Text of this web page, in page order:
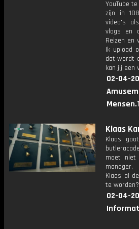
YouTube
zijn in
video's
vlogs en
Reizen en
Ik upload
dat wordt
kan jij een
02-04-
Klaas
Klaas
moet niet
Klaas al
te worden?
02-04-